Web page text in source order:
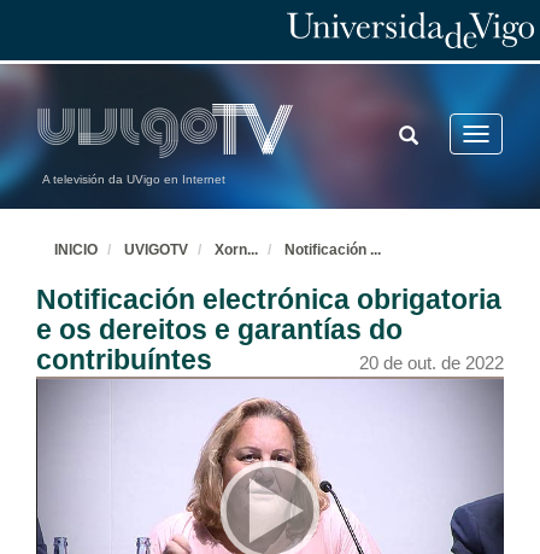
A televisión da UVigo en Internet
Toggle
TOGGLE
SEARCH
INICIO UVIGOTV Xorn... Notificación ...
Notificación electrónica obrigatoria
e os dereitos e garantías do
contribuíntes
20 de out. de 2022